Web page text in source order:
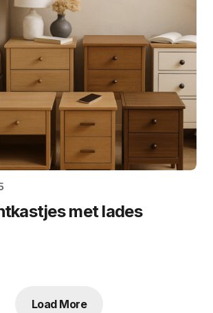
met lades
Load More